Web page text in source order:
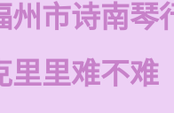
州市诗南琴
里里难不难